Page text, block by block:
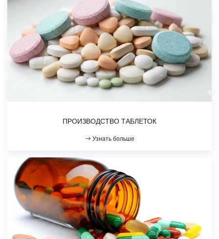
ПРОИЗВОДСТВО ТАБЛЕТОК
Узнать больше